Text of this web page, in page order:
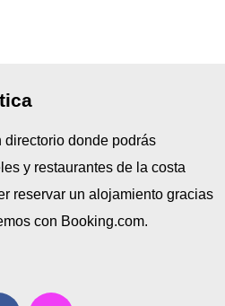
directorio donde podrás
y restaurantes de la costa
reservar un alojamiento gracias
con Booking.com.